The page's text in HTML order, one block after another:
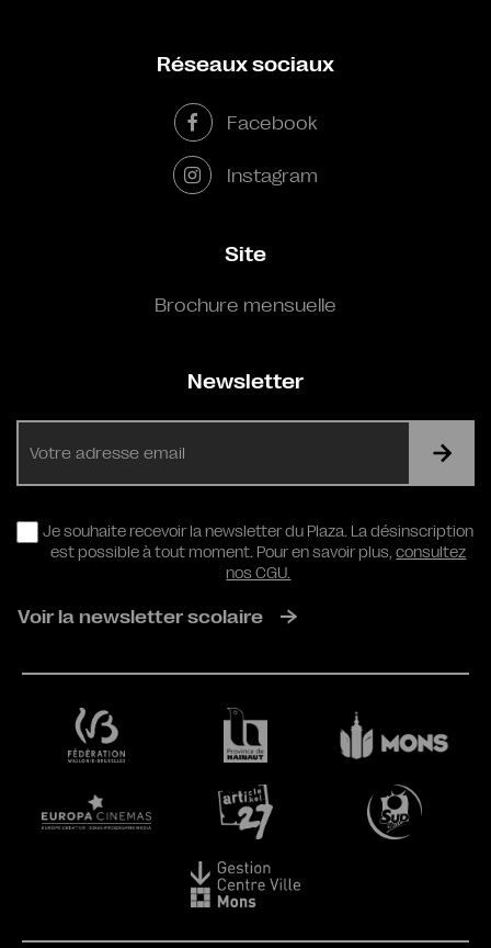
Réseaux sociaux
Facebook
Instagram
Site
Brochure mensuelle
Newsletter
RGPD
Je souhaite recevoir la newsletter du Plaza. La désinscription
est possible à tout moment. Pour en savoir plus,consultez
nos CGU.
Voir la newsletter scolaire